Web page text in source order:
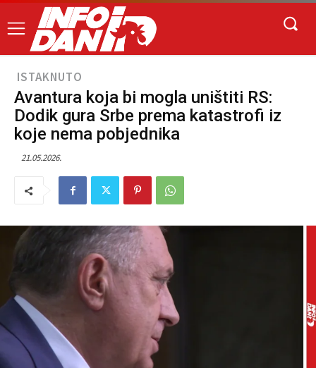
ISTAKNUTO
Avantura koja bi mogla uništiti RS:
Dodik gura Srbe prema katastrofi iz
koje nema pobjednika
21.05.2026.